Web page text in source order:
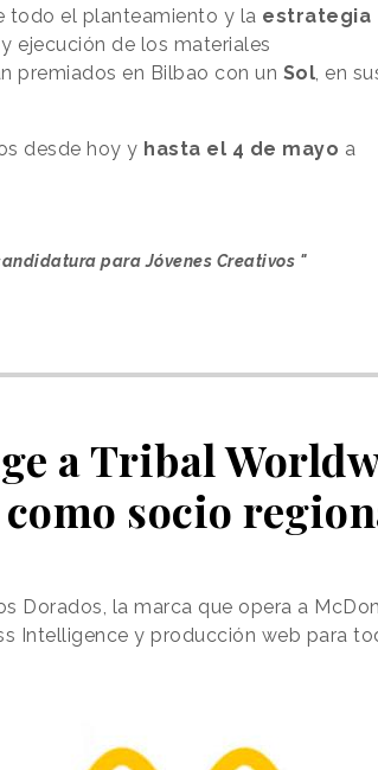
todo el planteamiento y la estrategia
ejecución de los materiales
premiados en Bilbao con un Sol , en
desde hoy y hasta el 4 de mayo a
para Jóvenes Creativos "
a Tribal
como socio
Dorados, la marca que opera a
Intelligence y producción web para